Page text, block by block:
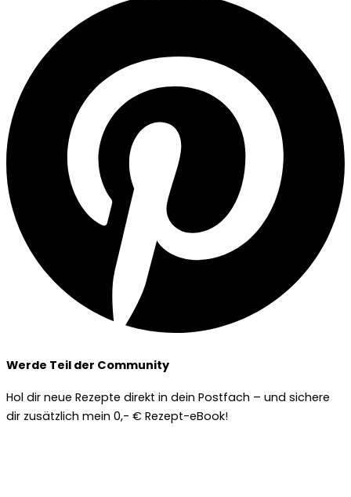
Werde Teil der Community
Hol dir neue Rezepte direkt in dein Postfach – und sichere
dir zusätzlich mein 0,- € Rezept-eBook!